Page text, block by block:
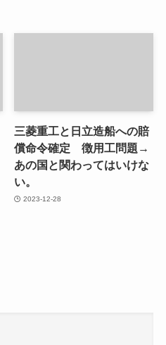
三菱重工と日立造船への賠
償命令確定 徴用工問題→
あの国と関わってはいけな
い。
2023-12-28